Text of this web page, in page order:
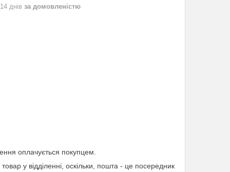
днів за домовленістю
оплачується покупцем.
у відділенні, оскільки, пошта - це посередник